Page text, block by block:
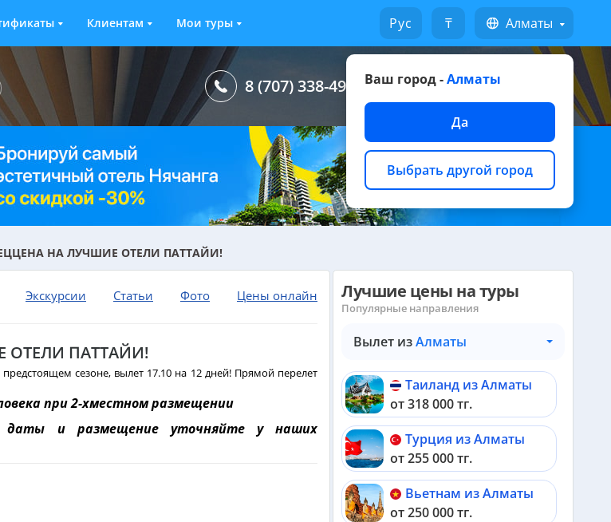
Клиентам Мои туры Русский ₸ Алматы
Ваш город -Алматы
Да
Выбрать другой город
8 (707) 338-49-49 Написать на WhatsApp
НА ЛУЧШИЕ ОТЕЛИ ПАТТАЙИ!
Экскурсии Статьи Фото Цены онлайн
ОТЕЛИ ПАТТАЙИ!
сезоне, вылет 17.10 на 12 дней! Прямой перелет
при 2-хместном размещении
и размещение уточняйте у наших
Лучшие цены на туры
Популярные направления
Вылет изАлматы
Таиланд из Алматы
от 318 000 тг.
Турция из Алматы
от 255 000 тг.
Вьетнам из Алматы
от 250 000 тг.